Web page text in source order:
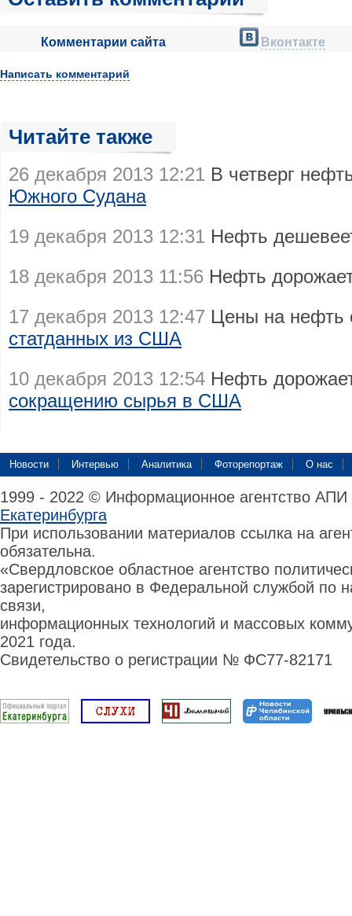
Комментарии сайта Вконтакте
Написать комментарий
Читайте также
26 декабря 2013 12:21 В четверг
Южного Судана
19 декабря 2013 12:31 Нефть
18 декабря 2013 11:56 Нефть
17 декабря 2013 12:47 Цены на нефть
статданных из США
10 декабря 2013 12:54 Нефть
сокращению сырья в США
Новости Интервью Аналитика Фоторепортаж О нас
1999 - 2022 © Информационное агентство
Екатеринбурга
При использовании материалов ссылка на
обязательна.
«Свердловское областное агентство
зарегистрировано в Федеральной службой по
связи,
информационных технологий и массовых
2021 года.
Свидетельство о регистрации № ФС77-82171